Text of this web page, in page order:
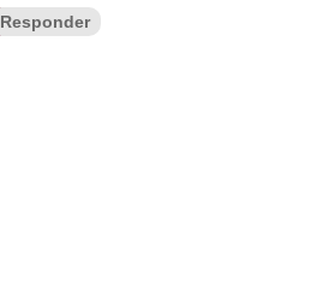
Responder